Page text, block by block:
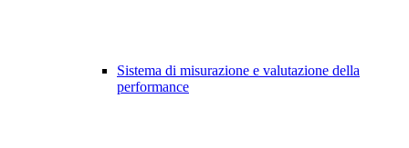
Sistema di misurazione e valutazione della
performance